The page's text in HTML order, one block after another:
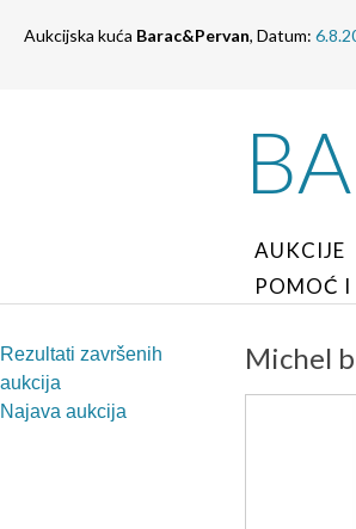
Aukcijska kuća Barac&Pervan, Datum:
AUKCIJE
POMOĆ
Rezultati završenih
aukcija
Najava aukcija
Michel